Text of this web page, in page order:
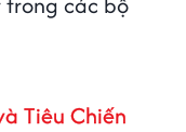
Tiêu Chiến